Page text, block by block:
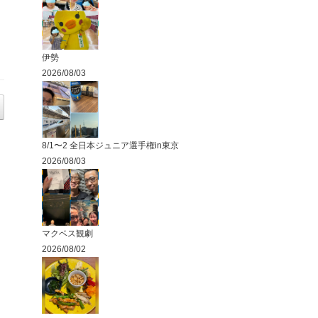
伊勢
2026/08/03
8/1〜2 全日本ジュニア選手権in東京
2026/08/03
マクベス観劇
2026/08/02